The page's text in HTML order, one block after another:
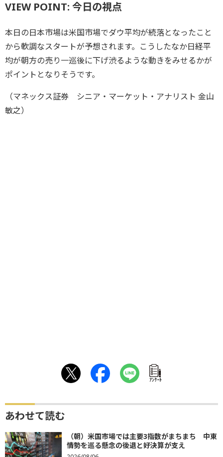
VIEW POINT: 今日の視点
本日の日本市場は米国市場でダウ平均が続落となったこと
から軟調なスタートが予想されます。こうしたなか日経平
均が朝方の売り一巡後に下げ渋るような動きをみせるかが
ポイントとなりそうです。
（マネックス証券 シニア・マーケット・アナリスト 金山
敏之）
ｱﾝｹｰﾄ
あわせて読む
（朝）米国市場では主要3指数がまちまち 中東
情勢を巡る懸念の後退と好決算が支え